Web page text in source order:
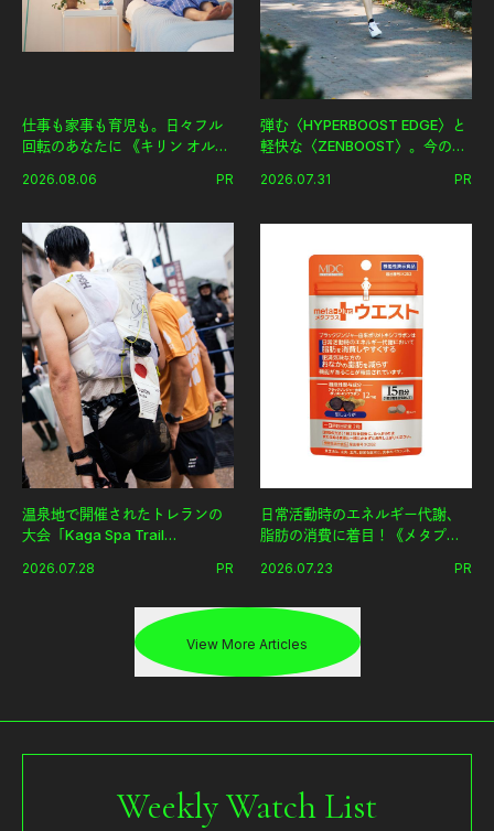
仕事も家事も育児も。日々フル
回転のあなたに 《キリン オルニ
2026.08.06 PR
弾む〈HYPERBOOST EDGE〉と
軽快な〈ZENBOOST〉。今の時
出した新機軸。
2026.07.31 PR
温泉地で開催されたトレランの
大会「Kaga Spa Trail
戦を夢見るランナーたちの奮闘
2026.07.28 PR
日常活動時のエネルギー代謝、
脂肪の消費に着目！《メタプラ
習慣。
2026.07.23 PR
View More Articles
Weekly Watch List